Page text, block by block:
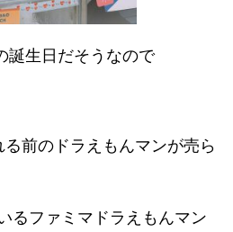
誕生日だそうなので
前のドラえもんマンが売ら
るファミマドラえもんマン